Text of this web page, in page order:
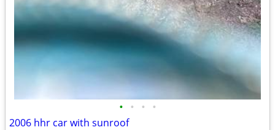
• • • •
2006 hhr car with sunroof